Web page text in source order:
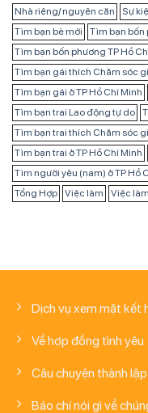
Tìm bạn gái thích Chăm sóc
Tìm bạn gái ở TP Hồ Chí Minh
Tìm bạn trai Lao động tự do
Tìm bạn trai thích Chăm sóc
Tìm bạn trai ở TP Hồ Chí Minh
Tìm người yêu (nam) ở TP Hồ
Tổng Hợp
Việc làm Việc
Câu chuyện thành lập
Báo chí nói gì về chúng